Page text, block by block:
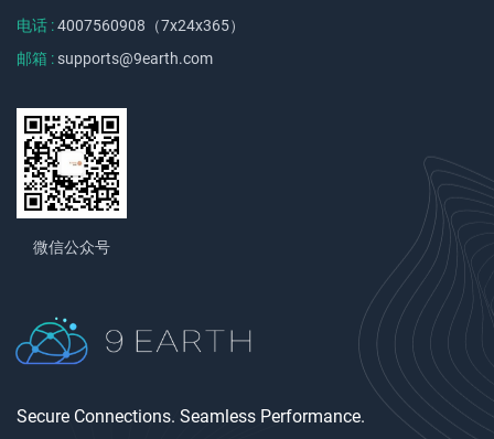
电话 :4007560908（7x24x365）
邮箱 : supports@9earth.com
微信公众号
Secure Connections. Seamless Performance.